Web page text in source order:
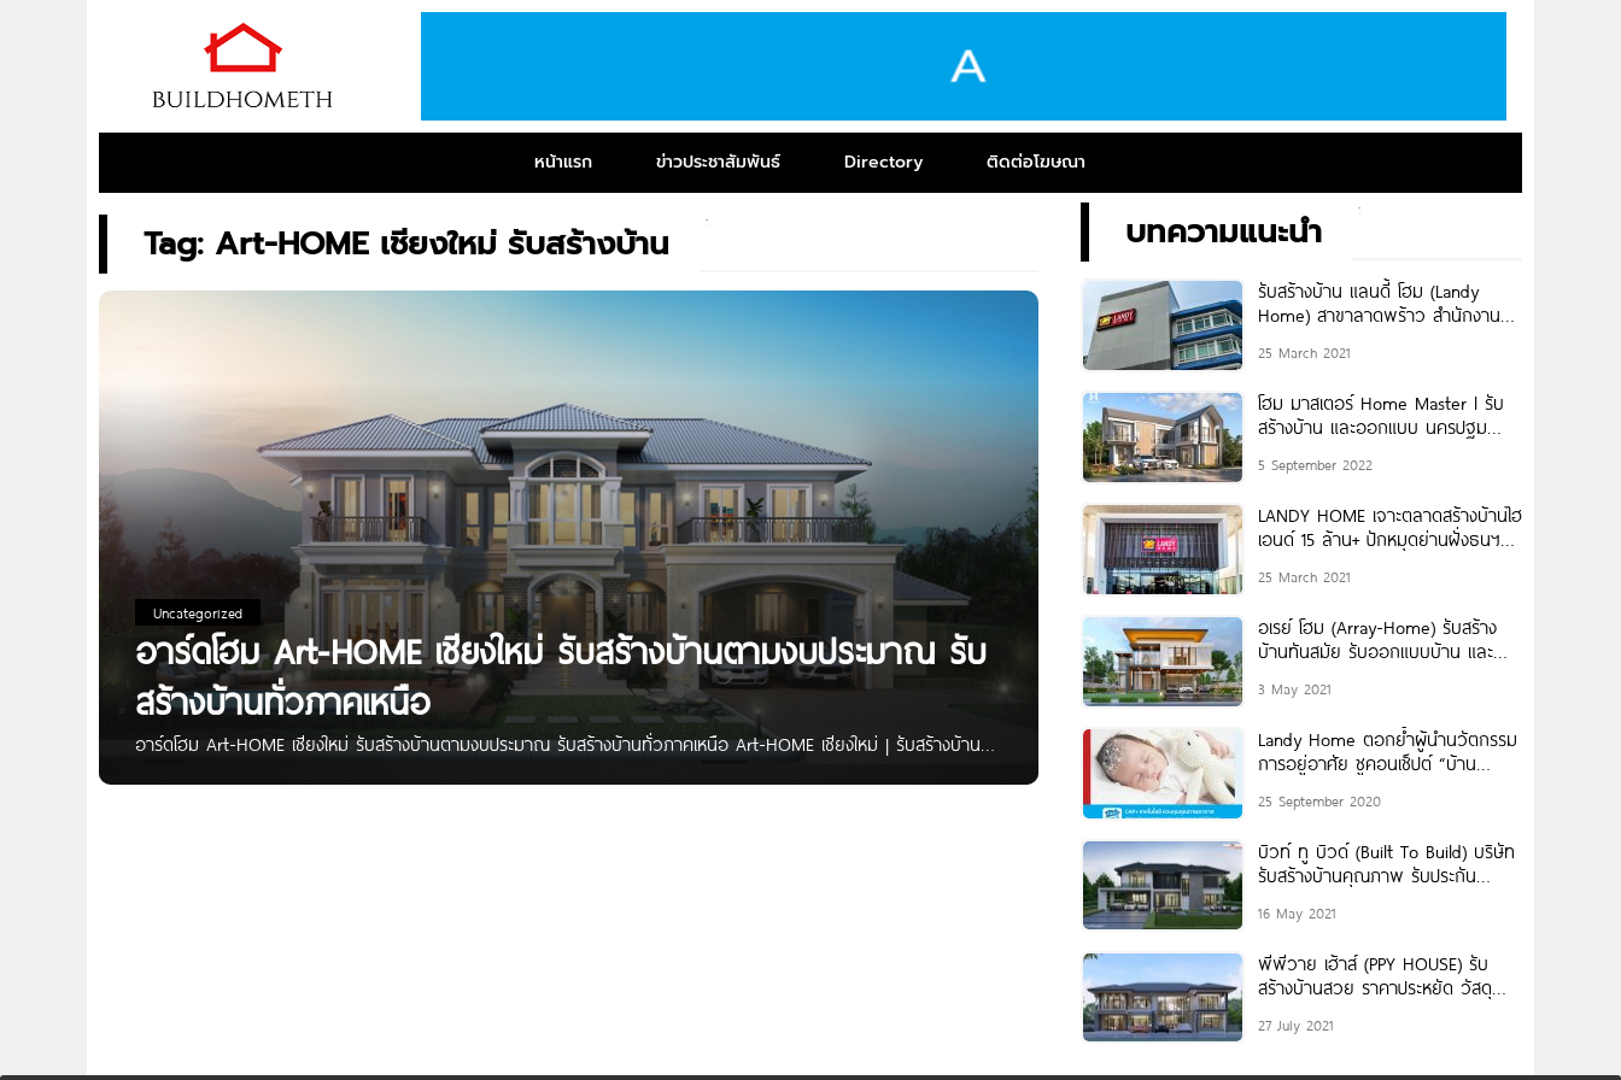
หน้าแรก ข่าวประชาสัมพันธ์ Directory ติดต่อโฆษณา
Tag: Art-HOME เชียงใหม่ รับสร้างบ้าน
Uncategorized
อาร์ดโฮม Art-HOME เชียงใหม่ รับสร้างบ้านตามงบประมาณ รับ
สร้างบ้านทั่วภาคเหนือ
อาร์ดโฮม Art-HOME เชียงใหม่ รับสร้างบ้านตามงบประมาณ รับสร้างบ้านทั่วภาคเหนือ Art-HOME เชียงใหม่ | รับสร้างบ้าน
บทความแนะนำ
รับสร้างบ้าน แลนดี้ โฮม (Landy
Home) สาขาลาดพร้าว สำนักงาน
25 March 2021
โฮม มาสเตอร์ Home Master l รับ
สร้างบ้าน และออกแบบ นครปฐม
5 September 2022
LANDY HOME เจาะตลาดสร้างบ้านไฮ
เอนด์ 15 ล้าน+ ปักหมุดย่านฝั่งธนฯ
25 March 2021
อเรย์ โฮม (Array-Home) รับสร้าง
บ้านทันสมัย รับออกแบบบ้าน และ
3 May 2021
Landy Home ตอกย้ำผู้นำนวัตกรรม
การอยู่อาศัย ชูคอนเช็ปต์ “บ้าน
25 September 2020
บิวท์ ทู บิวด์ (Built To Build) บริษัท
รับสร้างบ้านคุณภาพ รับประกัน
16 May 2021
พีพีวาย เฮ้าส์ (PPY HOUSE) รับ
สร้างบ้านสวย ราคาประหยัด วัสดุ
27 July 2021